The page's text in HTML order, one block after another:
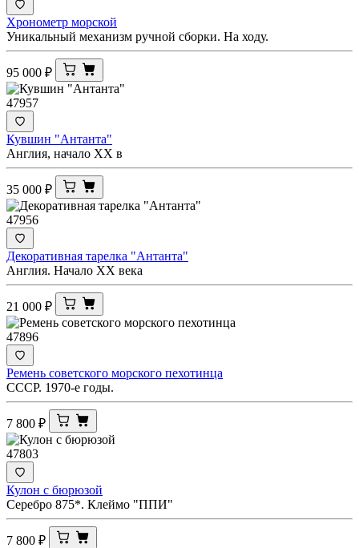
Хронометр морской
Уникальный механизм ручной сборки. На ходу.
95 000 ₽
47957
Кувшин "Антанта"
Англия, начало ХХ в
35 000 ₽
47956
Декоративная тарелка "Антанта"
Англия. Начало ХХ века
21 000 ₽
47896
Ремень советского морского пехотинца
СССР. 1970-е годы.
7 800 ₽
47803
Кулон с бюрюзой
Серебро 875*. Клеймо "ППИ"
7 800 ₽